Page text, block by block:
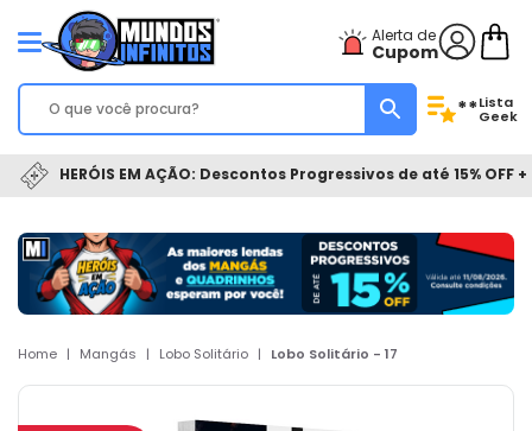
Alerta de
Cupom
**Lista
Geek
HERÓIS EM AÇÃO: Descontos Progressivos de até 15% OFF
Home | Mangás | Lobo Solitário | Lobo Solitário - 17